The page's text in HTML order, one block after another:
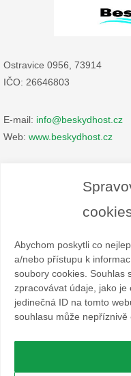
Abychom poskytli co
a/nebo přístupu k
soubory cookies. Souhlas
zpracovávat údaje, jako
jedinečná ID na tomto
souhlasu může nepříznivě
Ostravice 0956, 73914
IČO: 26646803
E-mail: info@beskydhost.cz
Web: www.beskydhost.cz
Spolek
právnických osob
a příbuzných oborech